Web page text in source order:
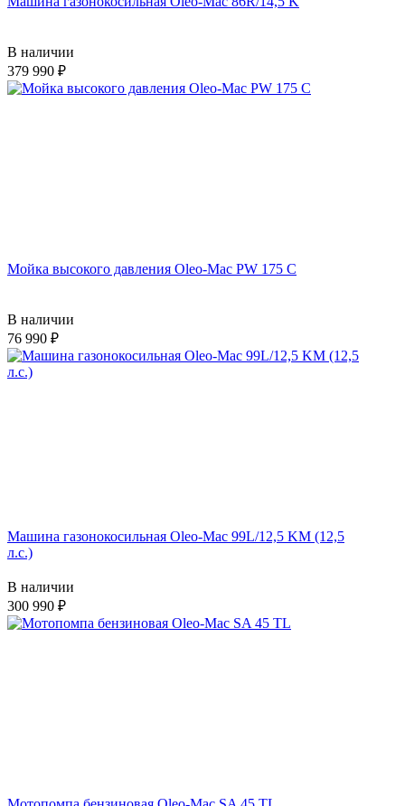
В наличии
379 990
Мойка высокого давления Oleo-Mac PW 175 C
В наличии
76 990
Машина газонокосильная Oleo-Mac 99L/12,5 KM (12,5
л.с.)
В наличии
300 990